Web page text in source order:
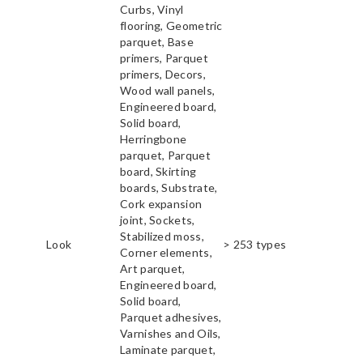
Look
Curbs, Vinyl
flooring, Geometric
parquet, Base
primers, Parquet
primers, Decors,
Wood wall panels,
Engineered board,
Solid board,
Herringbone
parquet, Parquet
board, Skirting
boards, Substrate,
Cork expansion
joint, Sockets,
Stabilized moss,
Corner elements,
Art parquet,
Engineered board,
Solid board,
Parquet adhesives,
Varnishes and Oils,
Laminate parquet,
> 253 types